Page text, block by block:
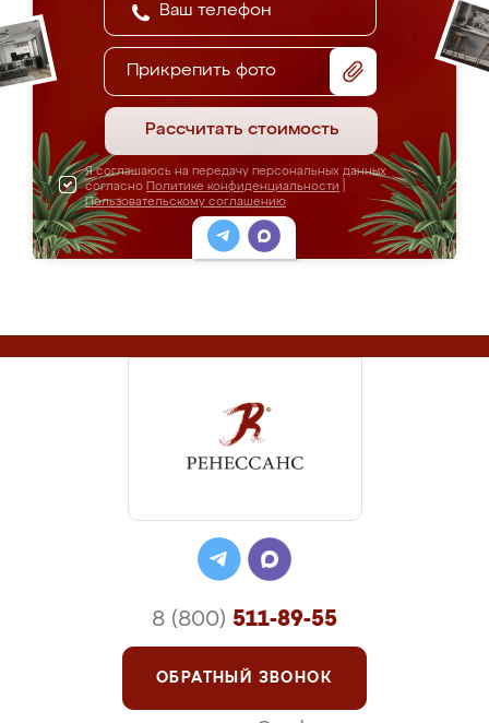
Прикрепить фото
Рассчитать стоимость
Я соглашаюсь на передачу персональных данных
согласно Политике конфиденциальности
Пользовательскому соглашению
8 (800) 511-89-55
ОБРАТНЫЙ ЗВОНОК